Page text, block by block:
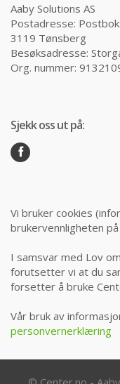
Aaby Solutions AS
Postadresse:
3119 Tønsberg
Besøksadresse:
Org. nummer:
Sjekk oss ut på:
Vi bruker cookies
brukervennligheten
I samsvar med Lov
forutsetter vi at du
forsetter å bruke
Vår bruk av
personvernerklæring